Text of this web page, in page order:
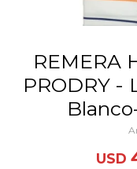
REMERA
PRODRY -
USD